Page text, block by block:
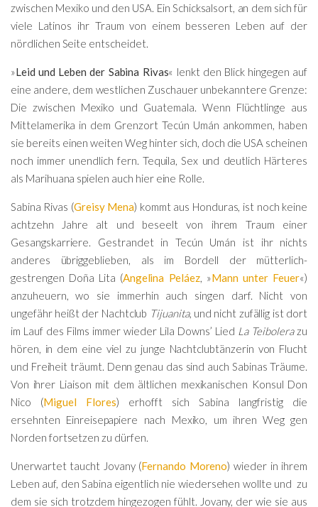
zwischen Mexiko und den USA. Ein Schicksalsort, an dem sich für
viele Latinos ihr Traum von einem besseren Leben auf der
nördlichen Seite entscheidet.
»Leid und Leben der Sabina Rivas« lenkt den Blick hingegen auf
eine andere, dem westlichen Zuschauer unbekanntere Grenze:
Die zwischen Mexiko und Guatemala. Wenn Flüchtlinge aus
Mittelamerika in dem Grenzort Tecún Umán ankommen, haben
sie bereits einen weiten Weg hinter sich, doch die USA scheinen
noch immer unendlich fern. Tequila, Sex und deutlich Härteres
als Marihuana spielen auch hier eine Rolle.
Sabina Rivas (Greisy Mena) kommt aus Honduras, ist noch keine
achtzehn Jahre alt und beseelt von ihrem Traum einer
Gesangskarriere. Gestrandet in Tecún Umán ist ihr nichts
anderes übriggeblieben, als im Bordell der mütterlich-
gestrengen Doña Lita (Angelina Peláez , »Mann unter Feuer«)
anzuheuern, wo sie immerhin auch singen darf. Nicht von
ungefähr heißt der Nachtclub Tijuanita, und nicht zufällig ist dort
im Lauf des Films immer wieder Lila Downs’ Lied La Teibolerazu
hören, in dem eine viel zu junge Nachtclubtänzerin von Flucht
und Freiheit träumt. Denn genau das sind auch Sabinas Träume.
Von ihrer Liaison mit dem ältlichen mexikanischen Konsul Don
Nico (Miguel Flores) erhofft sich Sabina langfristig die
ersehnten Einreisepapiere nach Mexiko, um ihren Weg gen
Norden fortsetzen zu dürfen.
Unerwartet taucht Jovany (Fernando Moreno) wieder in ihrem
Leben auf, den Sabina eigentlich nie wiedersehen wollte und zu
dem sie sich trotzdem hingezogen fühlt. Jovany, der wie sie aus